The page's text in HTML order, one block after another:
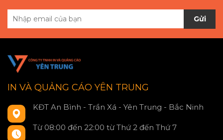
Gửi
IN VÀ QUẢNG CÁO YÊN TRUNG
KĐT An Bình - Trần Xá - Yên Trung - Bắc Ninh
Từ 08:00 đến 22:00 từ Thứ 2 đến Thứ 7